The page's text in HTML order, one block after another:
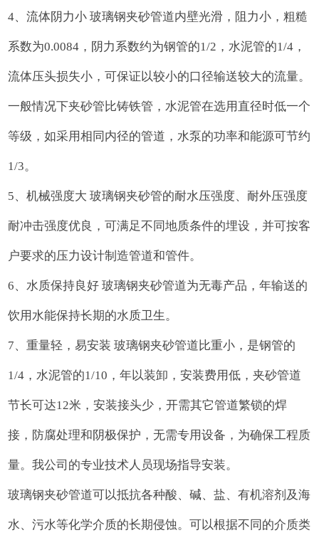
4、流体阴力小 玻璃钢夹砂管道内壁光滑，阻力小，粗糙
系数为0.0084，阴力系数约为钢管的1/2，水泥管的1/4，
流体压头损失小，可保证以较小的口径输送较大的流量。
一般情况下夹砂管比铸铁管，水泥管在选用直径时低一个
等级，如采用相同内径的管道，水泵的功率和能源可节约
1/3。
5、机械强度大 玻璃钢夹砂管的耐水压强度、耐外压强度
耐冲击强度优良，可满足不同地质条件的埋设，并可按客
户要求的压力设计制造管道和管件。
6、水质保持良好 玻璃钢夹砂管道为无毒产品，年输送的
饮用水能保持长期的水质卫生。
7、重量轻，易安装 玻璃钢夹砂管道比重小，是钢管的
1/4，水泥管的1/10，年以装卸，安装费用低，夹砂管道
节长可达12米，安装接头少，开需其它管道繁锁的焊
接，防腐处理和阴极保护，无需专用设备，为确保工程质
量。我公司的专业技术人员现场指导安装。
玻璃钢夹砂管道可以抵抗各种酸、碱、盐、有机溶剂及海
水、污水等化学介质的长期侵蚀。可以根据不同的介质类